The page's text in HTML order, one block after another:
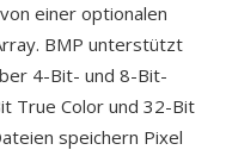
einer optionalen
BMP unterstützt
4-Bit- und 8-Bit-
True Color und 32-Bit
speichern Pixel